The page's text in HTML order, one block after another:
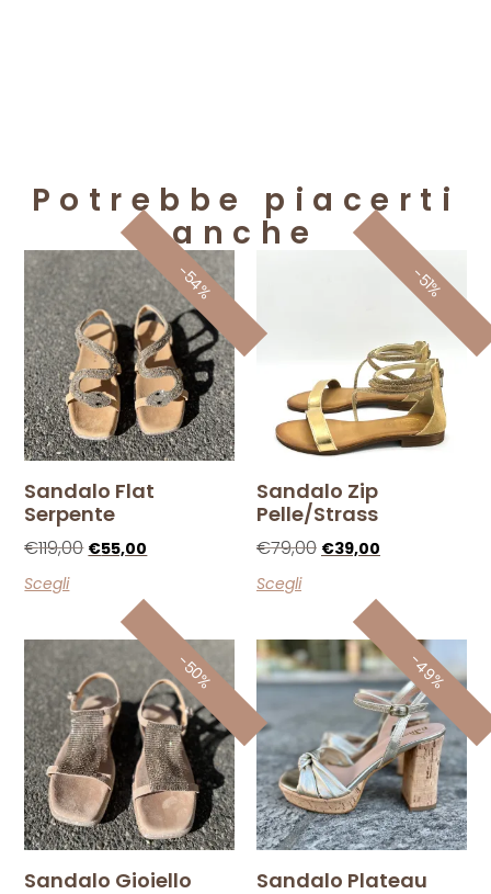
Potrebbe piacerti
anche
-54%
Sandalo Flat
Serpente
€119,00 €55,00
Scegli
-51%
Sandalo Zip
Pelle/strass
€79,00 €39,00
Scegli
-50%
Sandalo Gioiello
-49%
Sandalo Plateau